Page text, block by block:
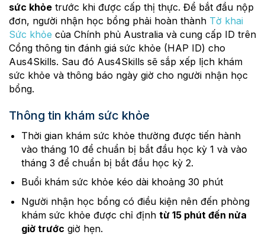
sức khỏe trước khi được cấp thị thực. Để bắt đầu nộp
đơn, người nhận học bổng phải hoàn thành Tờ khai
Sức khỏe của Chính phủ Australia và cung cấp ID trên
Cổng thông tin đánh giá sức khỏe (HAP ID) cho
Aus4Skills. Sau đó Aus4Skills sẽ sắp xếp lịch khám
sức khỏe và thông báo ngày giờ cho người nhận học
bổng.
Thông tin khám sức khỏe
Thời gian khám sức khỏe thường được tiến hành
vào tháng 10 để chuẩn bị bắt đầu học kỳ 1 và vào
tháng 3 để chuẩn bị bắt đầu học kỳ 2.
Buổi khám sức khỏe kéo dài khoảng 30 phút
Người nhận học bổng có điều kiện nên đến phòng
khám sức khỏe được chỉ định từ 15 phút đến nửa
giờ trước giờ hẹn.